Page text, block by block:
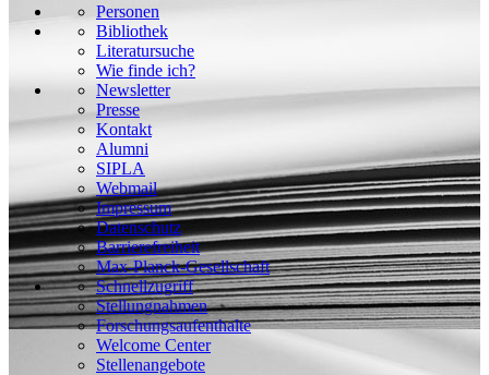
Personen
Bibliothek
Literatursuche
Wie finde ich?
Newsletter
Presse
Kontakt
Alumni
SIPLA
Webmail
Impressum
Datenschutz
Barrierefreiheit
Max-Planck-Gesellschaft
Schnellzugriff
Stellungnahmen
Forschungsaufenthalte
Welcome Center
Stellenangebote